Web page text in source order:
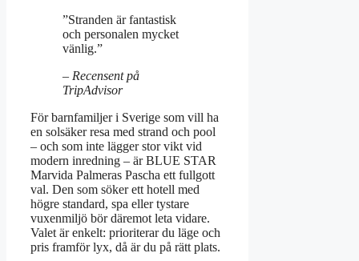
”Stranden är fantastisk
och personalen mycket
vänlig.”
– Recensent på
TripAdvisor
För barnfamiljer i Sverige som vill ha
en solsäker resa med strand och pool
– och som inte lägger stor vikt vid
modern inredning – är BLUE STAR
Marvida Palmeras Pascha ett fullgott
val. Den som söker ett hotell med
högre standard, spa eller tystare
vuxenmiljö bör däremot leta vidare.
Valet är enkelt: prioriterar du läge och
pris framför lyx, då är du på rätt plats.